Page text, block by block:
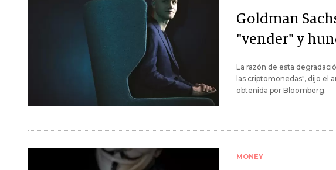
Goldman
"vender" y
La razón de esta
las criptomonedas", dijo el
obtenida por Bloomberg.
MONEY